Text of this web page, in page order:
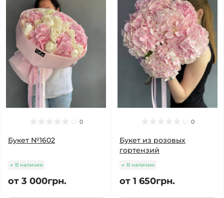
0
Букет №1602
В наличии
от 3 000грн.
0
Букет из розовых
гортензий
В наличии
от 1 650грн.